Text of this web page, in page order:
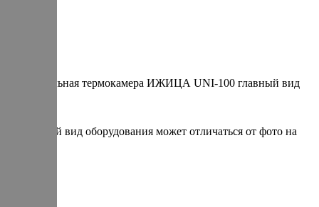
Универсальная термокамера ИЖИЦА UNI-100 главный вид
* итоговый вид оборудования может отличаться от фото на